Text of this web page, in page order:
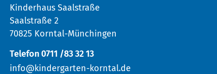
Kinderhaus Saalstraße
Saalstraße 2
70825 Korntal-Münchingen
Telefon 0711 /83 32 13
info@kindergarten-korntal.de